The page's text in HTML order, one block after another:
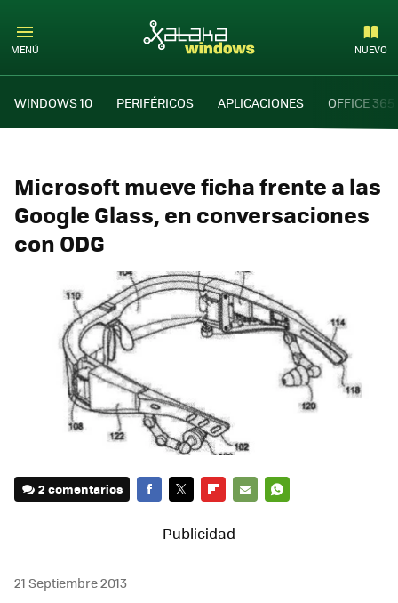
MENÚ NUEVO
WINDOWS 10 PERIFÉRICOS APLICACIONES OFFICE 365
Microsoft mueve ficha frente a las
Google Glass, en conversaciones
con ODG
2 comentarios
MAIL
21 Septiembre 2013